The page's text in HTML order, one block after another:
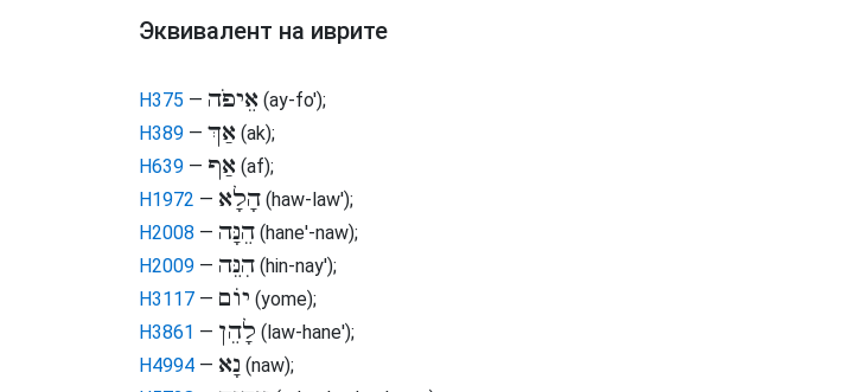
Эквивалент на иврите
H375 — אֵיפֹה (ay-fo');
H389 — אַךְ (ak);
H639 — אַף (af);
H1972 — הָלָא (haw-law');
H2008 — הֵנָּה (hane'-naw);
H2009 — הִנֵּה (hin-nay');
H3117 — יוֹם (yome);
H3861 — לָהֵן (law-hane');
H4994 — נָא (naw);